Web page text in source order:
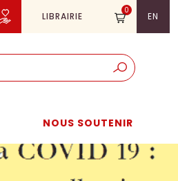
EN
0
LIBRAIRIE
NOUS SOUTENIR